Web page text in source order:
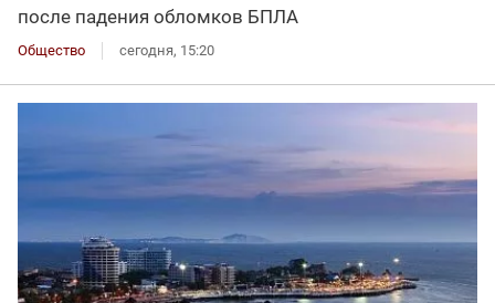
после падения обломков БПЛА
Общество сегодня, 15:20